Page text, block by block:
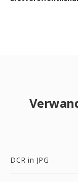
DCR in JPG